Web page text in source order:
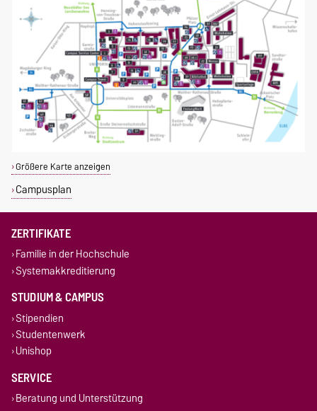
Größere Karte anzeigen
Campusplan
ZERTIFIKATE
Familie in der Hochschule
Systemakkreditierung
STUDIUM & CAMPUS
Stipendien
Studentenwerk
Unishop
SERVICE
Beratung und Unterstützung